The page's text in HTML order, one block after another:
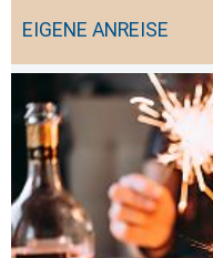
EIGENE ANREISE